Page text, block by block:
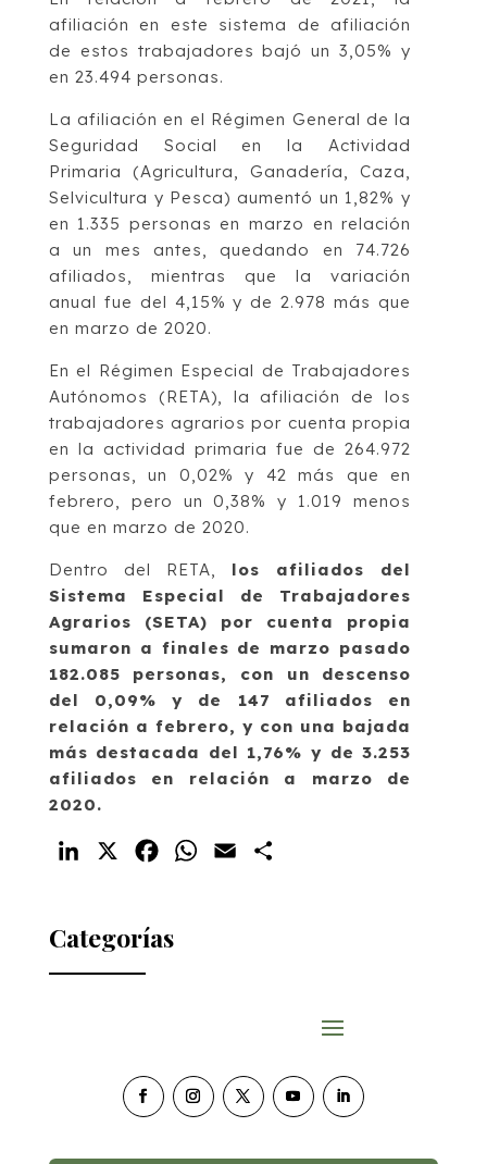
afiliación en este sistema de afiliación
de estos trabajadores bajó un 3,05% y
en 23.494 personas.
La afiliación en el Régimen General de la
Seguridad Social en la Actividad
Primaria (Agricultura, Ganadería, Caza,
Selvicultura y Pesca) aumentó un 1,82% y
en 1.335 personas en marzo en relación
a un mes antes, quedando en 74.726
afiliados, mientras que la variación
anual fue del 4,15% y de 2.978 más que
en marzo de 2020.
En el Régimen Especial de Trabajadores
Autónomos (RETA), la afiliación de los
trabajadores agrarios por cuenta propia
en la actividad primaria fue de 264.972
personas, un 0,02% y 42 más que en
febrero, pero un 0,38% y 1.019 menos
que en marzo de 2020.
Dentro del RETA, los afiliados del
Sistema Especial de Trabajadores
Agrarios (SETA) por cuenta propia
sumaron a finales de marzo pasado
182.085 personas, con un descenso
del 0,09% y de 147 afiliados en
relación a febrero, y con una bajada
más destacada del 1,76% y de 3.253
afiliados en relación a marzo de
2020.
LinkedIn FacebookWhatsApp
Email
Categorías